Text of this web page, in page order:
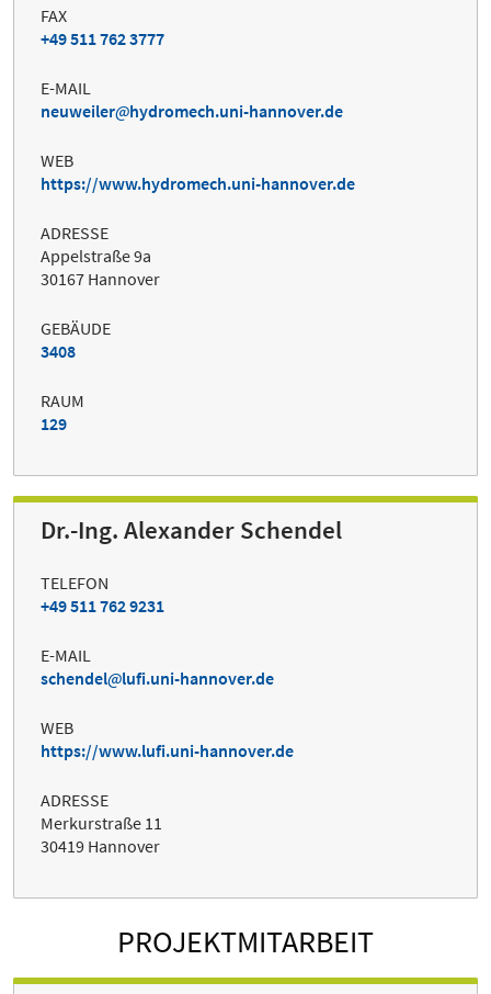
FAX
+49 511 762 3777
E-MAIL
neuweiler
hydromech.uni-hannover.de
WEB
https://www.hydromech.uni-hannover.de
ADRESSE
Appelstraße 9a
30167 Hannover
GEBÄUDE
3408
RAUM
129
Dr.-Ing. Alexander Schendel
TELEFON
+49 511 762 9231
E-MAIL
schendel
lufi.uni-hannover.de
WEB
https://www.lufi.uni-hannover.de
ADRESSE
Merkurstraße 11
30419 Hannover
PROJEKTMITARBEIT